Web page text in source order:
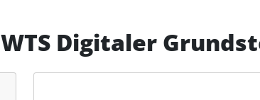
WTS Digitaler